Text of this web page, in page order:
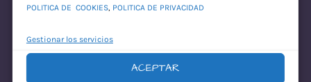
POLITICA DE COOKIES, POLITICA DE PRIVACIDAD
Gestionar los servicios
ACEPTAR